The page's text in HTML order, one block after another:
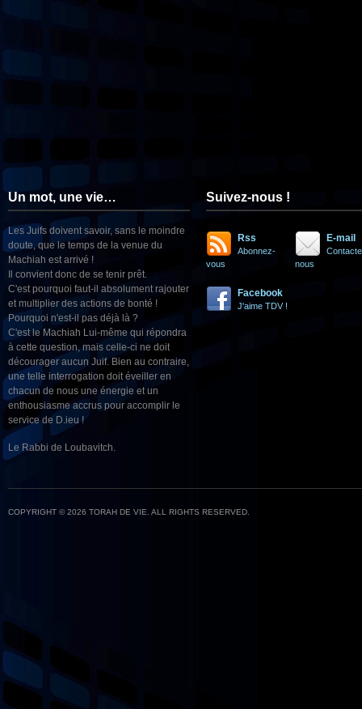
Un mot, une vie…
Les Juifs doivent savoir, sans le moindre
doute, que le temps de la venue du
Machiah est arrivé !
Il convient donc de se tenir prêt.
C'est pourquoi faut-il absolument rajouter
et multiplier des actions de bonté !
Pourquoi n'est-il pas déjà là ?
C'est le Machiah Lui-même qui répondra
à cette question, mais celle-ci ne doit
décourager aucun Juif. Bien au contraire,
une telle interrogation doit éveiller en
chacun de nous une énergie et un
enthousiasme accrus pour accomplir le
service de D.ieu !
Le Rabbi de Loubavitch.
Suivez-nous !
Rss
Abonnez-
vous
E-mail
nous
Facebook
J'aime TDV !
COPYRIGHT © 2026 TORAH DE VIE. ALL RIGHTS RESERVED.